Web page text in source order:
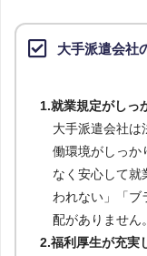
大手派遣会社
1.就業規定がしっ
大手派遣会社は
働環境がしっか
なく安心して就
われない」「ブ
配がありません。
2.福利厚生が充実